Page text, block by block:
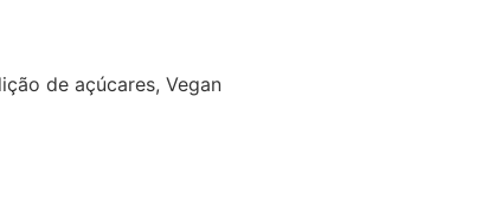
de açúcares, Vegan